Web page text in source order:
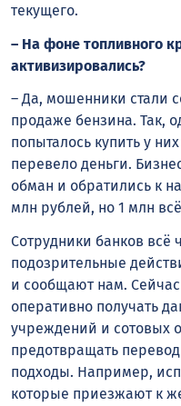
текущего.
– На фоне топливного
активизировались?
– Да, мошенники стали
продаже бензина. Так,
попыталось купить у
перевело деньги.
обман и обратились к
млн рублей, но 1 млн
Сотрудники банков
подозрительные
и сообщают нам. Сейчас
оперативно получать
учреждений и сотовых
предотвращать
подходы. Например,
которые приезжают к